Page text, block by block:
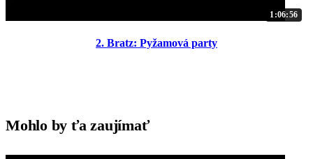
1:06:56
2. Bratz: Pyžamová party
Mohlo by ťa zaujímať